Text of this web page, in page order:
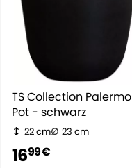
TS Collection Palermo
Pot - schwarz
22 cm 23 cm
1699 €